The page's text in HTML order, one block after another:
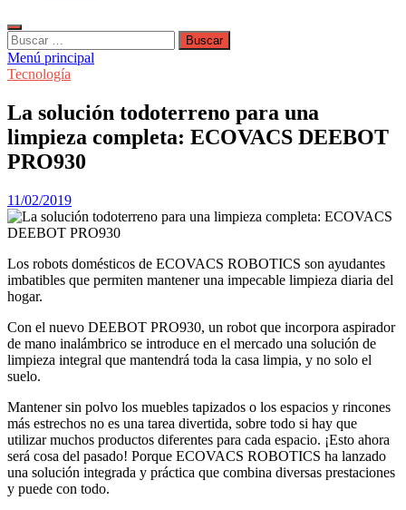
Buscar:
Menú principal
Tecnología
La solución todoterreno para una
limpieza completa: ECOVACS DEEBOT
PRO930
11/02/2019
Los robots domésticos de ECOVACS ROBOTICS son ayudantes
imbatibles que permiten mantener una impecable limpieza diaria del
hogar.
Con el nuevo DEEBOT PRO930, un robot que incorpora aspirador
de mano inalámbrico se introduce en el mercado una solución de
limpieza integral que mantendrá toda la casa limpia, y no solo el
suelo.
Mantener sin polvo los muebles tapizados o los espacios y rincones
más estrechos no es una tarea divertida, sobre todo si hay que
utilizar muchos productos diferentes para cada espacio. ¡Esto ahora
será cosa del pasado! Porque ECOVACS ROBOTICS ha lanzado
una solución integrada y práctica que combina diversas prestaciones
y puede con todo.